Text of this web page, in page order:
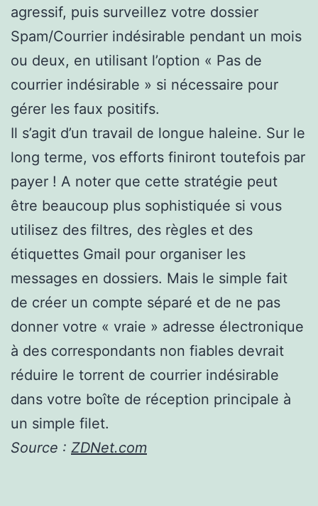
agressif, puis surveillez votre dossier
Spam/Courrier indésirable pendant un mois
ou deux, en utilisant l’option « Pas de
courrier indésirable » si nécessaire pour
gérer les faux positifs.
Il s’agit d’un travail de longue haleine. Sur le
long terme, vos efforts finiront toutefois par
payer ! A noter que cette stratégie peut
être beaucoup plus sophistiquée si vous
utilisez des filtres, des règles et des
étiquettes Gmail pour organiser les
messages en dossiers. Mais le simple fait
de créer un compte séparé et de ne pas
donner votre « vraie » adresse électronique
à des correspondants non fiables devrait
réduire le torrent de courrier indésirable
dans votre boîte de réception principale à
un simple filet.
Source : ZDNet.com